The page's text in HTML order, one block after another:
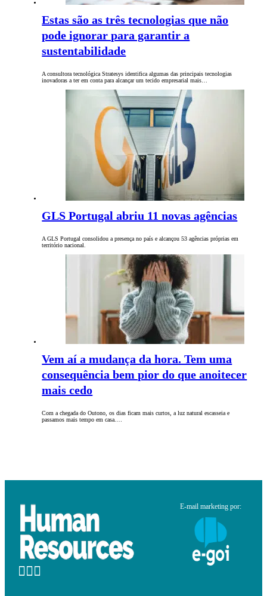
Estas são as três tecnologias que não
pode ignorar para garantir a
sustentabilidade
A consultora tecnológica Stratesys identifica algumas das principais tecnologias
inovadoras a ter em conta para alcançar um tecido empresarial mais…
GLS Portugal abriu 11 novas agências
A GLS Portugal consolidou a presença no país e alcançou 53 agências próprias em
território nacional.
Vem aí a mudança da hora. Tem uma
consequência bem pior do que anoitecer
mais cedo
Com a chegada do Outono, os dias ficam mais curtos, a luz natural escasseia e
passamos mais tempo em casa.…
E-mail marketing por: